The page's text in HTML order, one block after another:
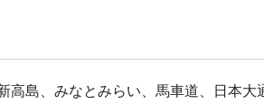
高島、みなとみらい、馬車道、日本大